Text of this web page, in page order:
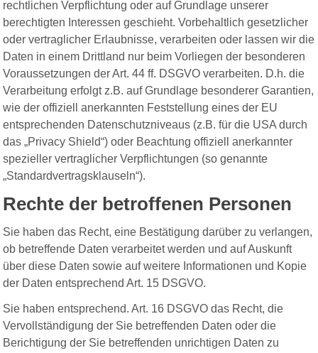
rechtlichen Verpflichtung oder auf Grundlage unserer
berechtigten Interessen geschieht. Vorbehaltlich gesetzlicher
oder vertraglicher Erlaubnisse, verarbeiten oder lassen wir die
Daten in einem Drittland nur beim Vorliegen der besonderen
Voraussetzungen der Art. 44 ff. DSGVO verarbeiten. D.h. die
Verarbeitung erfolgt z.B. auf Grundlage besonderer Garantien,
wie der offiziell anerkannten Feststellung eines der EU
entsprechenden Datenschutzniveaus (z.B. für die USA durch
das „Privacy Shield“) oder Beachtung offiziell anerkannter
spezieller vertraglicher Verpflichtungen (so genannte
„Standardvertragsklauseln“).
Rechte der betroffenen Personen
Sie haben das Recht, eine Bestätigung darüber zu verlangen,
ob betreffende Daten verarbeitet werden und auf Auskunft
über diese Daten sowie auf weitere Informationen und Kopie
der Daten entsprechend Art. 15 DSGVO.
Sie haben entsprechend. Art. 16 DSGVO das Recht, die
Vervollständigung der Sie betreffenden Daten oder die
Berichtigung der Sie betreffenden unrichtigen Daten zu